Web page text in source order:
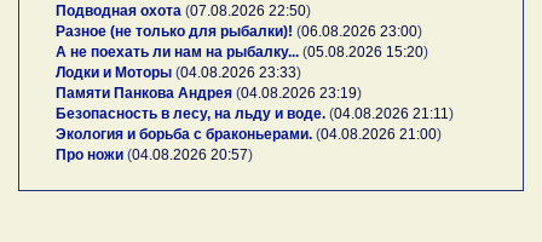
Подводная охота (07.08.2026 22:50)
Разное (не только для рыбалки)! (06.08.2026 23:00)
А не поехать ли нам на рыбалку... (05.08.2026 15:20)
Лодки и Моторы (04.08.2026 23:33)
Памяти Панкова Андрея (04.08.2026 23:19)
Безопасность в лесу, на льду и воде. (04.08.2026 21:11 )
Экология и борьба с браконьерами. (04.08.2026 21:00)
Про ножи (04.08.2026 20:57)